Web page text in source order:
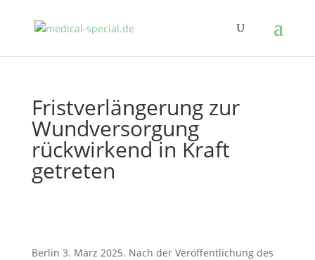
Fristverlängerung zur
Wundversorgung
rückwirkend in Kraft
getreten
Berlin 3. März 2025. Nach der Veröffentlichung des